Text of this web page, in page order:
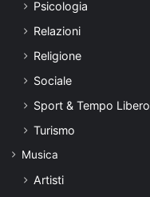
Psicologia
Relazioni
Religione
Sociale
Sport & Tempo Libero
Turismo
Musica
Artisti